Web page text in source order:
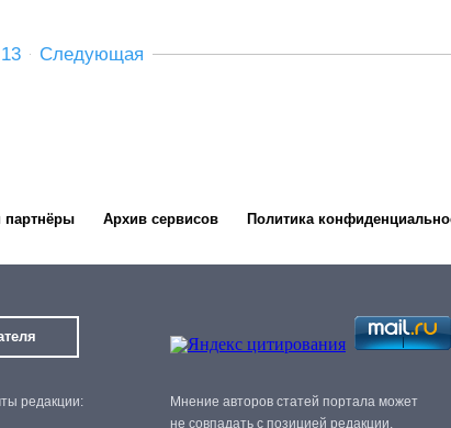
13 Следующая
партнёры Архив сервисов Политика
редакции:
Мнение авторов статей портала может
не совпадать с позицией редакции.